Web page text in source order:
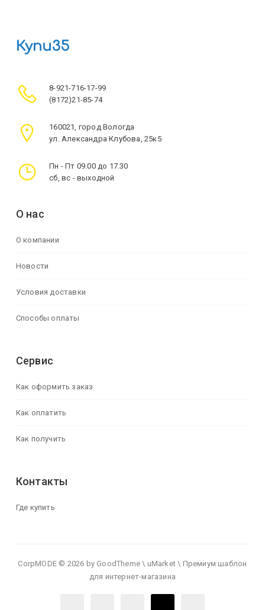
Купи35
8-921-716-17-99
(8172)21-85-74
160021, город Вологда
ул. Александра Клубова, 25к5
Пн - Пт 09.00 до 17.30
сб, вс - выходной
О нас
О компании
Новости
Условия доставки
Способы оплаты
Сервис
Как оформить заказ
Как оплатить
Как получить
Контакты
Где купить
CorpMODE © 2026 by GoodTheme \ uMarket \ Премиум шаблон
для интернет-магазина